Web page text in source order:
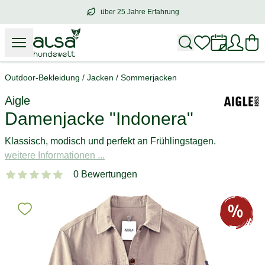
über 25 Jahre Erfahrung
über25 Jahre Erfahrung
Outdoor-Bekleidung / Jacken / Sommerjacken
Aigle
Damenjacke "Indonera"
Klassisch, modisch und perfekt an Frühlingstagen.
weitere Informationen ...
0 Bewertungen